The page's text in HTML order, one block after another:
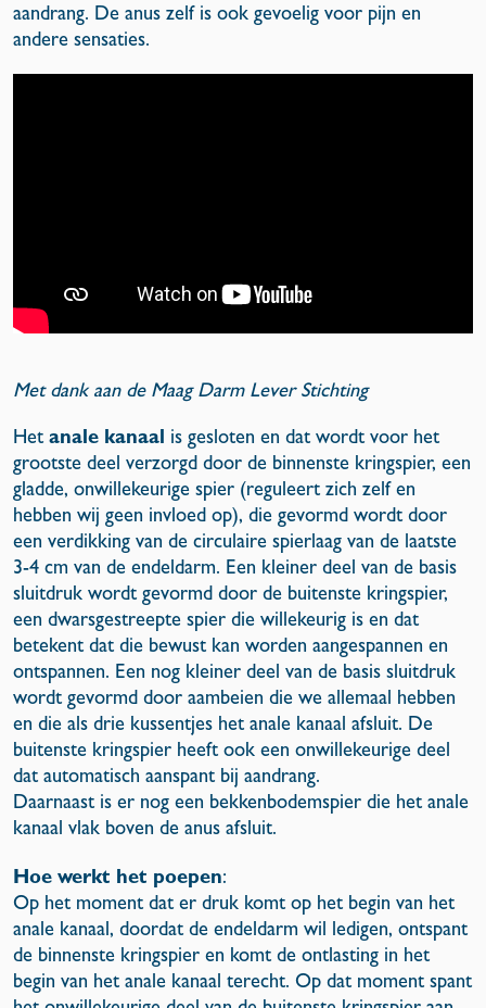
aandrang. De anus zelf is ook gevoelig voor pijn en
andere sensaties.
Met dank aan de Maag Darm Lever Stichting
Het anale kanaal is gesloten en dat wordt voor het
grootste deel verzorgd door de binnenste kringspier, een
gladde, onwillekeurige spier (reguleert zich zelf en
hebben wij geen invloed op), die gevormd wordt door
een verdikking van de circulaire spierlaag van de laatste
3-4 cm van de endeldarm. Een kleiner deel van de basis
sluitdruk wordt gevormd door de buitenste kringspier,
een dwarsgestreepte spier die willekeurig is en dat
betekent dat die bewust kan worden aangespannen en
ontspannen. Een nog kleiner deel van de basis sluitdruk
wordt gevormd door aambeien die we allemaal hebben
en die als drie kussentjes het anale kanaal afsluit. De
buitenste kringspier heeft ook een onwillekeurige deel
dat automatisch aanspant bij aandrang.
Daarnaast is er nog een bekkenbodemspier die het anale
kanaal vlak boven de anus afsluit.
Hoe werkt het poepen:
Op het moment dat er druk komt op het begin van het
anale kanaal, doordat de endeldarm wil ledigen, ontspant
de binnenste kringspier en komt de ontlasting in het
begin van het anale kanaal terecht. Op dat moment spant